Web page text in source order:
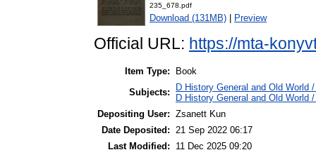
235_678.pdf
Download (131MB) Preview
Official URL: https://mta-
Item Type:
Book
Subjects:
D History General and Old World
D History General and Old World
Depositing User: Zsanett Kun
Date Deposited: 21 Sep 2022 06:17
Last Modified:
11 Dec 2025 09:20